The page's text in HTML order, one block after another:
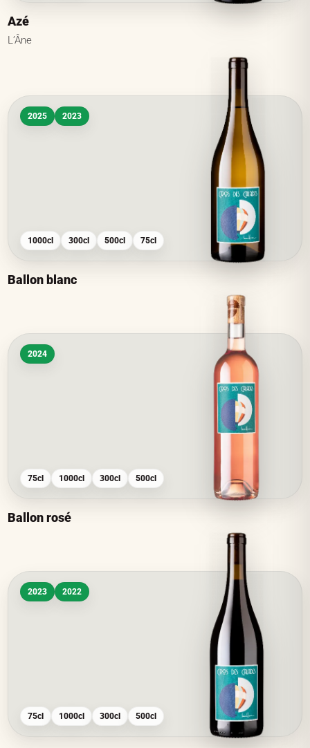
Azé
L’Âne
2025 2023
1000cl 300cl 500cl 75cl
Ballon blanc
2024
75cl 1000cl 300cl 500cl
Ballon rosé
2023 2022
75cl 1000cl 300cl 500cl